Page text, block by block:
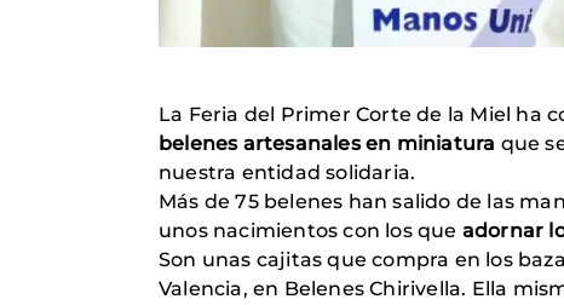
La Feria del Primer Corte de la Miel ha
belenes artesanales en miniatura que
nuestra entidad solidaria.
Más de 75 belenes han salido de las
unos nacimientos con los que adornar
Son unas cajitas que compra en los
Valencia, en Belenes Chirivella. Ella